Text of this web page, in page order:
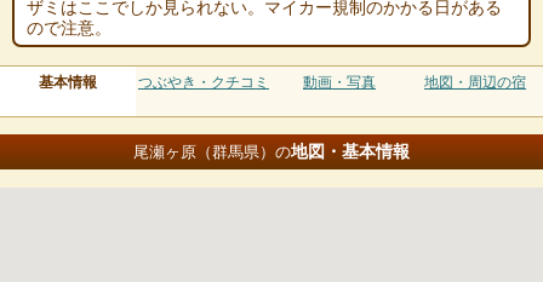
ザミはここでしか見られない。マイカー規制のかかる日がある
ので注意。
基本情報 つぶやき・クチコミ 動画・写真 地図・周辺の宿
尾瀬ヶ原（群馬県）の地図・基本情報